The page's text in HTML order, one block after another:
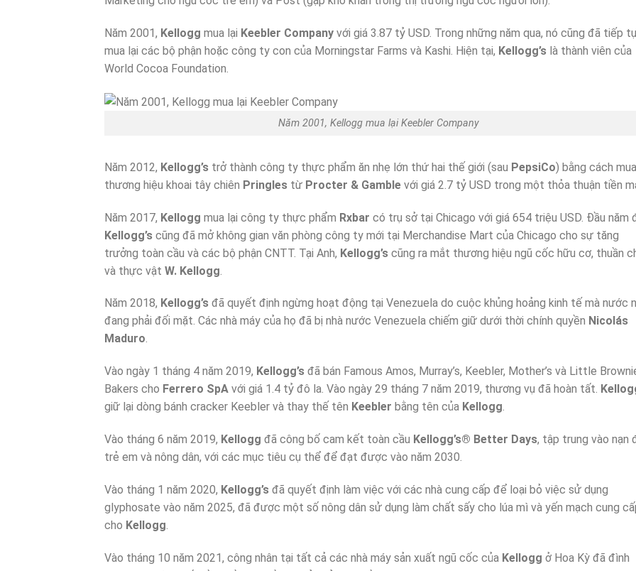
Năm 2001, Kellogg mua lại Keebler Company với giá 3.87 tỷ USD. Trong những năm qua, nó cũng đã tiếp
mua lại các bộ phận hoặc công ty con của Morningstar Farms và Kashi. Hiện tại, Kellogg’s là thành viên của
World Cocoa Foundation.
Năm 2001, Kellogg mua lại Keebler Company
Năm 2012, Kellogg’s trở thành công ty thực phẩm ăn nhẹ lớn thứ hai thế giới (sau PepsiCo) bằng cách
thương hiệu khoai tây chiên Pringles từ Procter & Gamble với giá 2.7 tỷ USD trong một thỏa thuận tiền
Năm 2017, Kellogg mua lại công ty thực phẩm Rxbar có trụ sở tại Chicago với giá 654 triệu USD. Đầu năm
Kellogg’s cũng đã mở không gian văn phòng công ty mới tại Merchandise Mart của Chicago cho sự tăng
trưởng toàn cầu và các bộ phận CNTT. Tại Anh, Kellogg’s cũng ra mắt thương hiệu ngũ cốc hữu cơ, thuần
và thực vật W. Kellogg
Năm 2018, Kellogg’s đã quyết định ngừng hoạt động tại Venezuela do cuộc khủng hoảng kinh tế mà nước
đang phải đối mặt. Các nhà máy của họ đã bị nhà nước Venezuela chiếm giữ dưới thời chính quyền Nicolás
Maduro.
Vào ngày 1 tháng 4 năm 2019, Kellogg’s đã bán Famous Amos, Murray’s, Keebler, Mother’s và Little
Bakers cho Ferrero SpA với giá 1.4 tỷ đô la. Vào ngày 29 tháng 7 năm 2019, thương vụ đã hoàn tất.
giữ lại dòng bánh cracker Keebler và thay thế tên Keebler bằng tên của Kellogg.
Vào tháng 6 năm 2019, Kellogg đã công bố cam kết toàn cầu Kellogg’s® Better Days, tập trung vào nạn
trẻ em và nông dân, với các mục tiêu cụ thể để đạt được vào năm 2030.
Vào tháng 1 năm 2020, Kellogg’s đã quyết định làm việc với các nhà cung cấp để loại bỏ việc sử dụng
glyphosate vào năm 2025, đã được một số nông dân sử dụng làm chất sấy cho lúa mì và yến mạch cung
cho Kellogg
Vào tháng 10 năm 2021, công nhân tại tất cả các nhà máy sản xuất ngũ cốc của Kellogg ở Hoa Kỳ đã đình